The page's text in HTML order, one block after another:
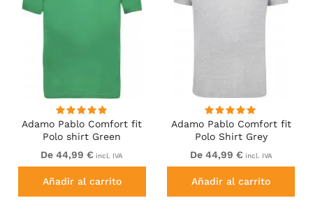
Adamo Pablo Comfort fit
Polo shirt Green
De 44,99 € incl. IVA
Añadir al carrito
Adamo Pablo Comfort fit
Polo Shirt Grey
De 44,99 € incl. IVA
Añadir al carrito